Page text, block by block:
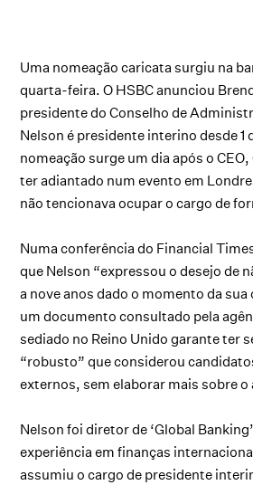
Uma nomeação caricata surgiu na
quarta-feira. O HSBC anunciou
presidente do Conselho de
Nelson é presidente interino desde 1
nomeação surge um dia após o
ter adiantado num evento em
não tencionava ocupar o cargo de
Numa conferência do Financial
que Nelson “expressou o desejo de
a nove anos dado o momento da
um documento consultado pela
sediado no Reino Unido garante ter
“robusto” que considerou
externos, sem elaborar mais sobre
Nelson foi diretor de ‘Global
experiência em finanças
assumiu o cargo de presidente